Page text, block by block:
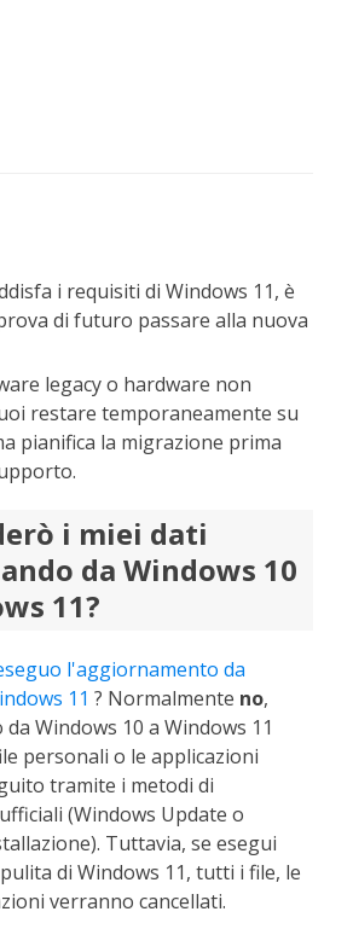
i requisiti di Windows 11, è
di futuro passare alla nuova
legacy o hardware non
restare temporaneamente su
pianifica la migrazione prima
i miei dati
da Windows 10
11?
l'aggiornamento da
11 ? Normalmente no,
Windows 10 a Windows 11
personali o le applicazioni
tramite i metodi di
(Windows Update o
Tuttavia, se esegui
di Windows 11, tutti i file, le
verranno cancellati.